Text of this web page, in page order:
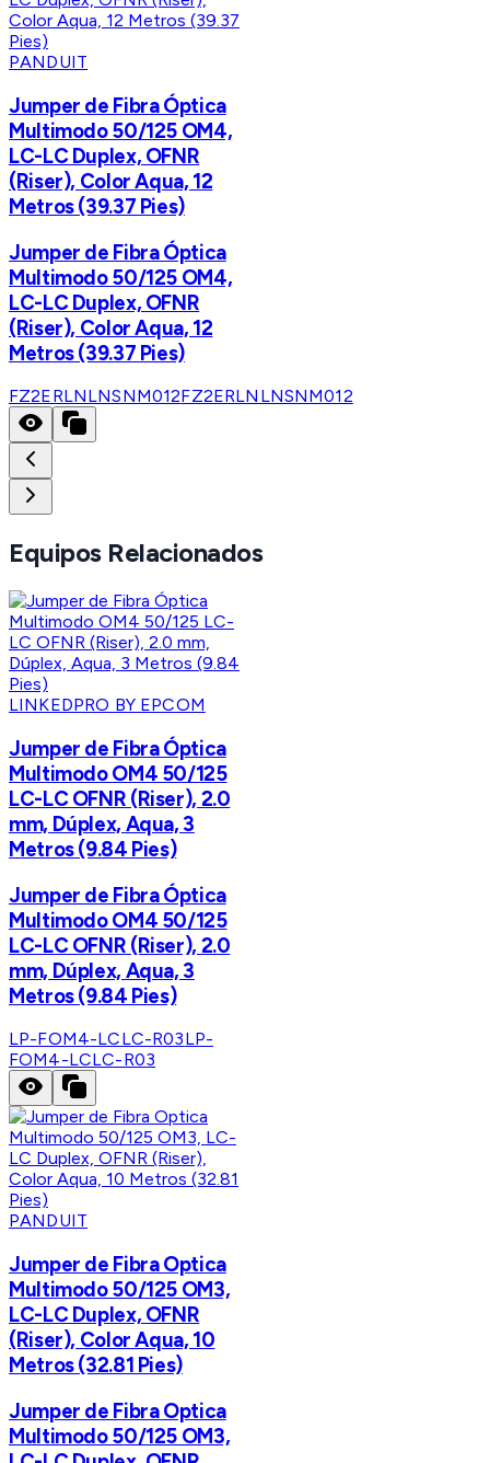
PANDUIT
Jumper de Fibra Óptica
Multimodo 50/125 OM4,
LC-LC Duplex, OFNR
(Riser), Color Aqua, 12
Metros (39.37 Pies)
Jumper de Fibra Óptica
Multimodo 50/125 OM4,
LC-LC Duplex, OFNR
(Riser), Color Aqua, 12
Metros (39.37 Pies)
FZ2ERLNLNSNM012FZ2ERLNLNSNM012
Equipos Relacionados
LINKEDPRO BY EPCOM
Jumper de Fibra Óptica
Multimodo OM4 50/125
LC-LC OFNR (Riser), 2.0
mm, Dúplex, Aqua, 3
Metros (9.84 Pies)
Jumper de Fibra Óptica
Multimodo OM4 50/125
LC-LC OFNR (Riser), 2.0
mm, Dúplex, Aqua, 3
Metros (9.84 Pies)
LP-FOM4-LCLC-R03LP-
FOM4-LCLC-R03
PANDUIT
Jumper de Fibra Optica
Multimodo 50/125 OM3,
LC-LC Duplex, OFNR
(Riser), Color Aqua, 10
Metros (32.81 Pies)
Jumper de Fibra Optica
Multimodo 50/125 OM3,